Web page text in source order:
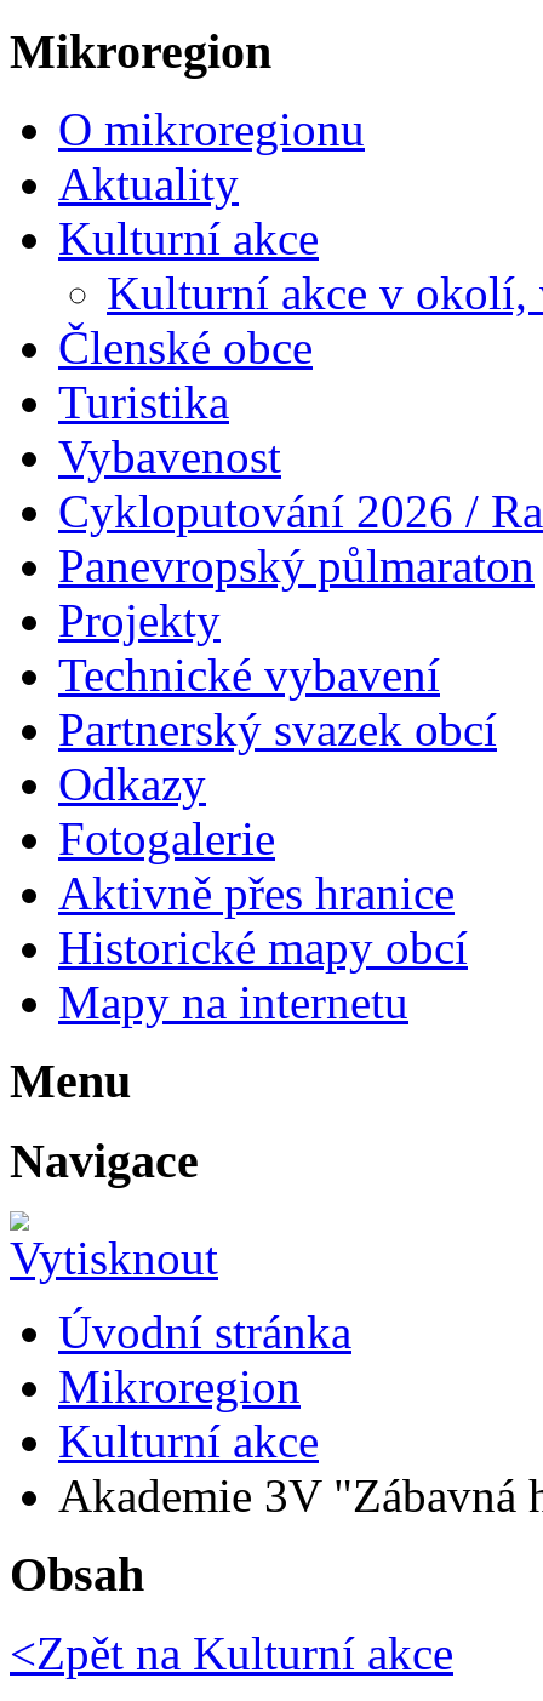
Mikroregion
O mikroregionu
Aktuality
Kulturní akce
Kulturní akce v okolí,
Členské obce
Turistika
Vybavenost
Cykloputování 2026 /
Panevropský půlmaraton
Projekty
Technické vybavení
Partnerský svazek obcí
Odkazy
Fotogalerie
Aktivně přes hranice
Historické mapy obcí
Mapy na internetu
Menu
Navigace
Úvodní stránka
Mikroregion
Kulturní akce
Akademie 3V "Zábavná
Obsah
<Zpět na Kulturní akce